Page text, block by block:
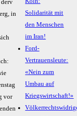
in
vor
Solidarität mit
den Menschen
im Iran!
Ford-
Vertrauensleute:
«Nein zum
Umbau auf
Kriegswirtschaft!»